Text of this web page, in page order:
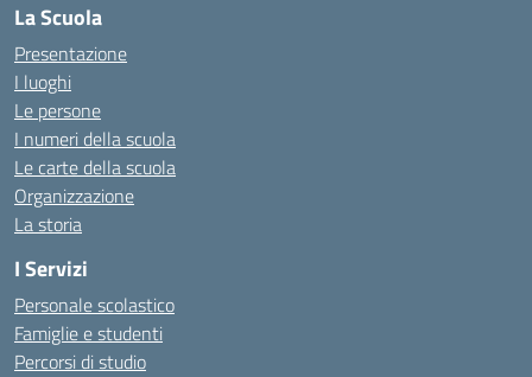
La Scuola
Presentazione
I luoghi
Le persone
I numeri della scuola
Le carte della scuola
Organizzazione
La storia
I Servizi
Personale scolastico
Famiglie e studenti
Percorsi di studio